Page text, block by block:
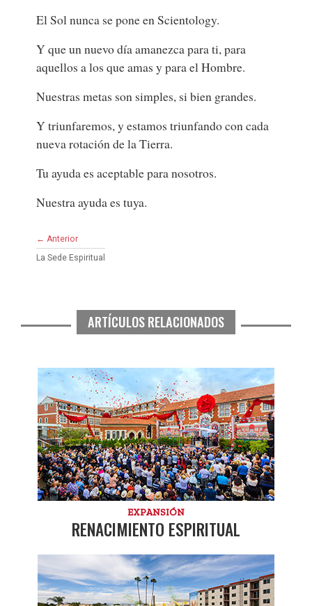
El Sol nunca se pone en Scientology.
Y que un nuevo día amanezca para ti, para
aquellos a los que amas y para el Hombre.
Nuestras metas son simples, si bien grandes.
Y triunfaremos, y estamos triunfando con cada
nueva rotación de la Tierra.
Tu ayuda es aceptable para nosotros.
Nuestra ayuda es tuya.
← Anterior
La Sede Espiritual
ARTÍCULOS RELACIONADOS
EXPANSIÓN
RENACIMIENTO ESPIRITUAL